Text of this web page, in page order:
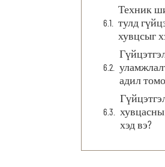
Техник
тулд
хувцсыг
адил
хэд вэ?